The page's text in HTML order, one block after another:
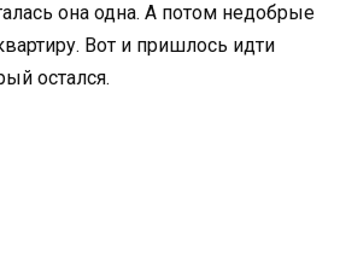
она одна. А потом недобрые
Вот и пришлось идти
остался.